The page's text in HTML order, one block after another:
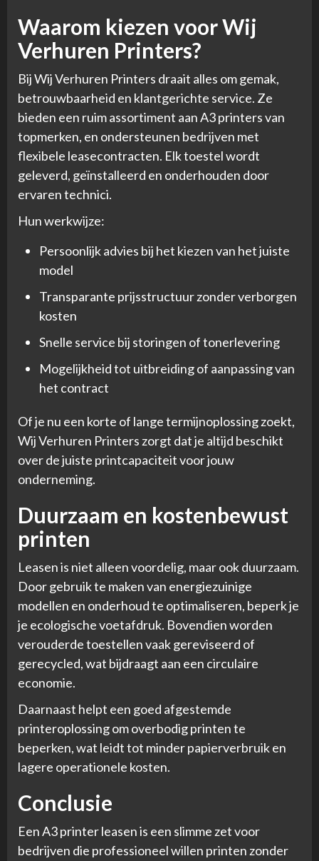
Waarom kiezen voor Wij
Verhuren Printers?
Bij Wij Verhuren Printers draait alles om gemak,
betrouwbaarheid en klantgerichte service. Ze
bieden een ruim assortiment aan A3 printers van
topmerken, en ondersteunen bedrijven met
flexibele leasecontracten. Elk toestel wordt
geleverd, geïnstalleerd en onderhouden door
ervaren technici.
Hun werkwijze:
Persoonlijk advies bij het kiezen van het juiste
model
Transparante prijsstructuur zonder verborgen
kosten
Snelle service bij storingen of tonerlevering
Mogelijkheid tot uitbreiding of aanpassing van
het contract
Of je nu een korte of lange termijnoplossing zoekt,
Wij Verhuren Printers zorgt dat je altijd beschikt
over de juiste printcapaciteit voor jouw
onderneming.
Duurzaam en kostenbewust
printen
Leasen is niet alleen voordelig, maar ook duurzaam.
Door gebruik te maken van energiezuinige
modellen en onderhoud te optimaliseren, beperk je
je ecologische voetafdruk. Bovendien worden
verouderde toestellen vaak gereviseerd of
gerecycled, wat bijdraagt aan een circulaire
economie.
Daarnaast helpt een goed afgestemde
printeroplossing om overbodig printen te
beperken, wat leidt tot minder papierverbruik en
lagere operationele kosten.
Conclusie
Een A3 printer leasen is een slimme zet voor
bedrijven die professioneel willen printen zonder